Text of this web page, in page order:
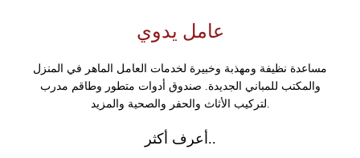
عامل يدوي
مساعدة نظيفة ومهذبة وخبيرة لخدمات العامل الماهر في المنزل
والمكتب للمباني الجديدة. صندوق أدوات متطور وطاقم مدرب
لتركيب الأثاث والحفر والصحية والمزيد.
أعرف أكثر..